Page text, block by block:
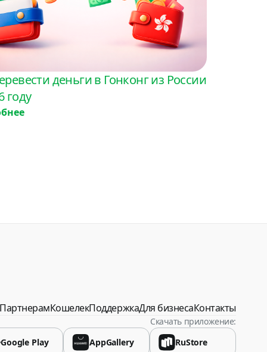
деньги в Гонконг из России
году
ПартнерамКошелекПоддержкаДля бизнесаКонтакты
Скачать приложение:
Google Play
AppGallery RuStore